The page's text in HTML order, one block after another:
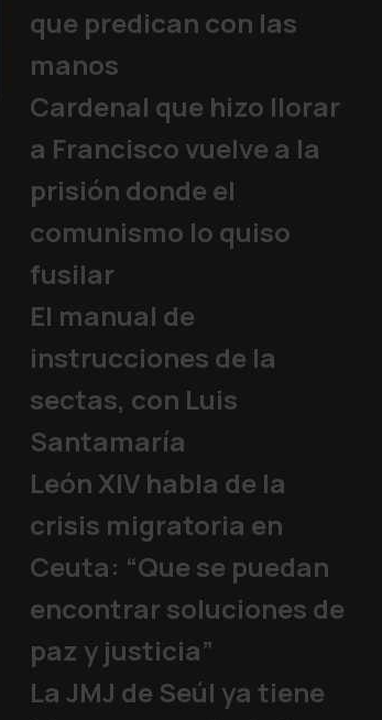
León XIV: “Dios se vale de
Audiencias públicas Papa 04/02/2026
que predican con las
manos
Cardenal que hizo llorar
a Francisco vuelve a la
prisión donde el
comunismo lo quiso
fusilar
El manual de
instrucciones de la
sectas, con Luis
Santamaría
León XIV habla de la
crisis migratoria en
Ceuta: “Que se puedan
encontrar soluciones de
paz y justicia”
La JMJ de Seúl ya tiene